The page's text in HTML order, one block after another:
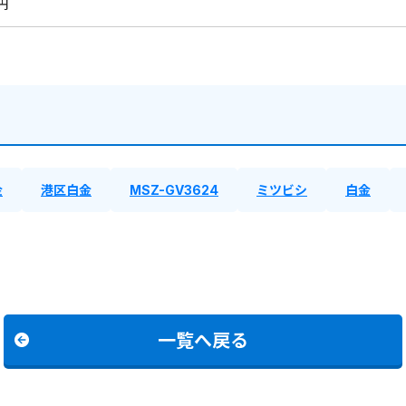
港区白金 MSZ-GV3624 ミツビシ 白金
一覧へ戻る